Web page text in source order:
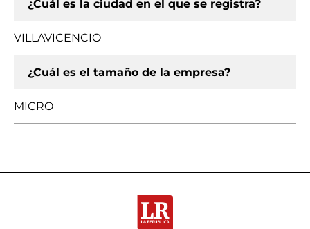
¿Cuál es la ciudad en el que se registra?
VILLAVICENCIO
¿Cuál es el tamaño de la empresa?
MICRO